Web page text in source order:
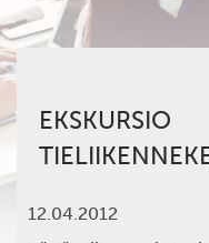
EKSKURSIO
12.04.2012